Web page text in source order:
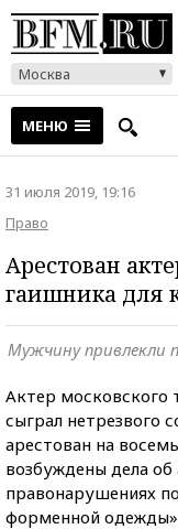
Москва
МЕНЮ
31 июля 2019, 19:16
Право
Арестован
гаишника для
Мужчину привлекли
Актер московского
сыграл нетрезвого
арестован на
возбуждены дела
правонарушениях
форменной одежды»